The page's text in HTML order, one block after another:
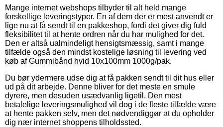
Mange internet webshops tilbyder til alt held mange
forskellige leveringstyper. En af dem der er mest anvendt er
lige nu at få sendt til en pakkeshop, fordi det giver dig fuld
fleksibilitet til at hente ordren når du har mulighed for det.
Den er altså ualmindeligt hensigtsmæssig, samt i mange
tilfælde også den mindst kostelige løsning til levering ved
køb af Gummibånd hvid 10x100mm 1000g/pak.
Du bør ydermere udse dig at få pakken sendt til dit hus eller
ud på dit arbejde. Denne bliver for det meste en smule
dyrere, men desuden usædvanlig ligetil. Den mest
betalelige leveringsmulighed vil dog i de fleste tilfælde være
at hente pakken selv, men det nødvendiggør at du opholder
dig nær internet shoppens tilholdssted.